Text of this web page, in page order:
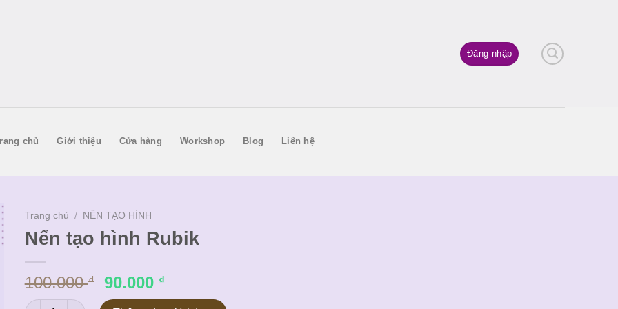
Đăng nhập
chủ Giới thiệu Cửa hàng Workshop Blog Liên hệ
Trang chủ / NẾN TẠO HÌNH
Nến tạo hình Rubik
100.000₫
Giá
gốc
90.000 ₫Giá
hiện
Nến tạo hình Rubik số lượng